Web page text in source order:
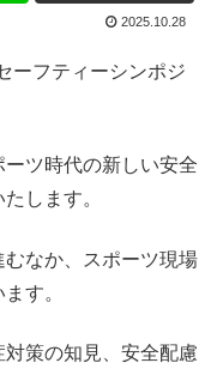
2025.10.28
ーフティーシンポジ
ツ時代の新しい安全
します。
なか、スポーツ現場
す。
策の知見、安全配慮